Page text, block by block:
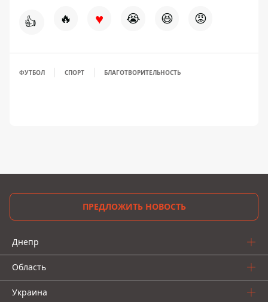
👍 🔥 ♥ 😭 😆 😡
ФУТБОЛ СПОРТ БЛАГОТВОРИТЕЛЬНОСТЬ
ПРЕДЛОЖИТЬ НОВОСТЬ
Днепр
Область
Украина